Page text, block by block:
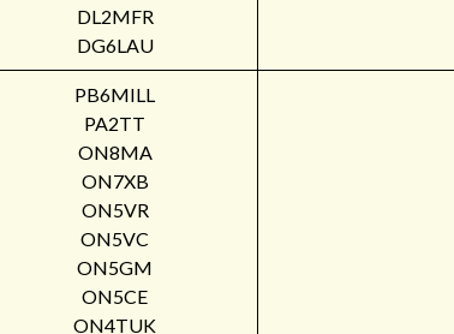
DL2MFR
DG6LAU
PB6MILL
PA2TT
ON8MA
ON7XB
ON5VR
ON5VC
ON5GM
ON5CE
ON4TUK